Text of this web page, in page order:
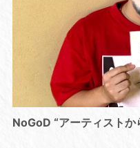
NoGoD “アーティストか